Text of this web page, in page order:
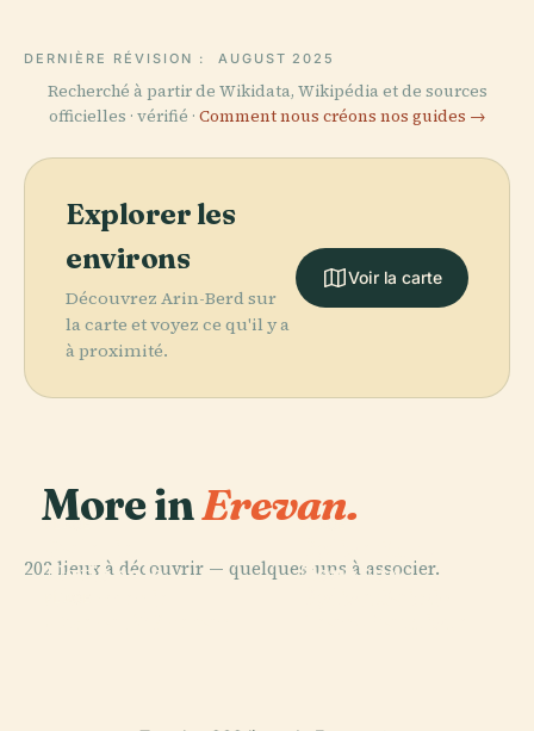
DERNIÈRE RÉVISION : AUGUST 2025
Recherché à partir de Wikidata, Wikipédia et de sources
officielles · vérifié · Comment nous créons nos guides →
Explorer les
environs
Découvrez Arin-Berd sur
la carte et voyez ce qu'il y a
à proximité.
Voir la carte
More inErevan.
202 lieux à découvrir — quelques-uns à associer.
PLACE
Nationale
PLACE
Zoravor
PLACE